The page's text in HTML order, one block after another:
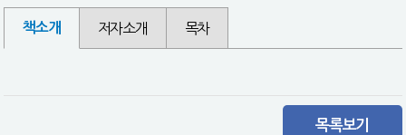
책소개 저자소개 목차
목록보기